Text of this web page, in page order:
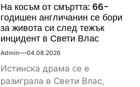
значително...
На косъм от смъртта: 66-
годишен англичанин се бори
за живота си след тежък
инцидент в Свети Влас
Admin 04.08.2026
Истинска драма се е
разиграла в Свети Влас,